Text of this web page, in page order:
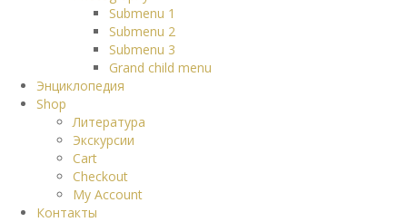
Submenu 1
Submenu 2
Submenu 3
Grand child menu
Энциклопедия
Shop
Литература
Экскурсии
Cart
Checkout
My Account
Контакты